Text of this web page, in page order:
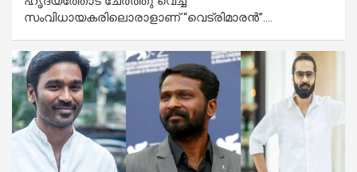
സംവിധായകരിലൊരാളാണ് “വെട്രിമാരൻ”.…